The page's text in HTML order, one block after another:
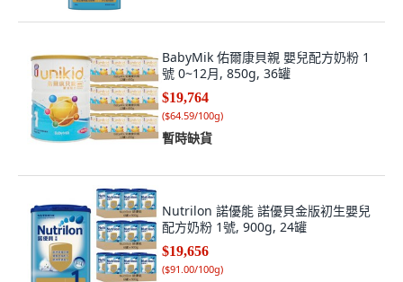
BabyMik 佑爾康貝親 嬰兒配方奶粉 1
號 0~12月, 850g, 36罐
$19,764
($64.59/100g)
暫時缺貨
Nutrilon 諾優能 諾優貝金版初生嬰兒
配方奶粉 1號, 900g, 24罐
$19,656
($91.00/100g)